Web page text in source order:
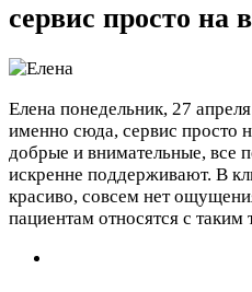
сервис просто на
Елена понедельник, 27 апреля
именно сюда, сервис просто
добрые и внимательные, все
искренне поддерживают. В
красиво, совсем нет
пациентам относятся с таким